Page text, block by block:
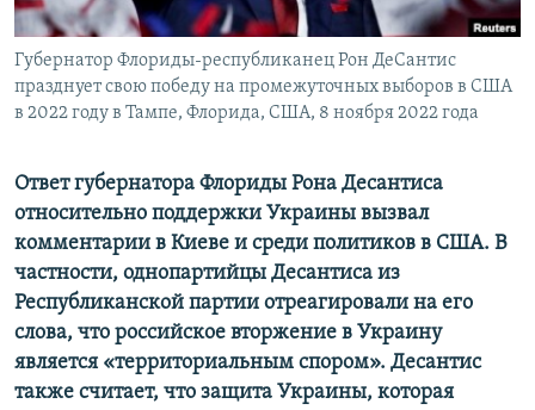
Все сайты RFE/RL
Губернатор Флориды-республиканец Рон ДеСантис
празднует свою победу на промежуточных выборов в США
в 2022 году в Тампе, Флорида, США, 8 ноября 2022 года
Ответ губернатора Флориды Рона Десантиса
относительно поддержки Украины вызвал
комментарии в Киеве и среди политиков в США. В
частности, однопартийцы Десантиса из
Республиканской партии отреагировали на его
слова, что российское вторжение в Украину
является «территориальным спором». Десантис
также считает, что защита Украины, которая